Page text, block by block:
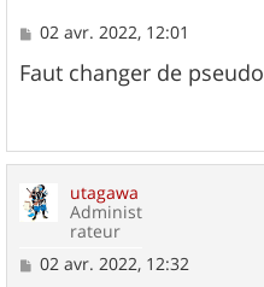
M
s
s
e
02 avr. 2022, 12:01
Faut changer de pseudo
utagawa
Administ
rateur
M
02 avr. 2022, 12:32